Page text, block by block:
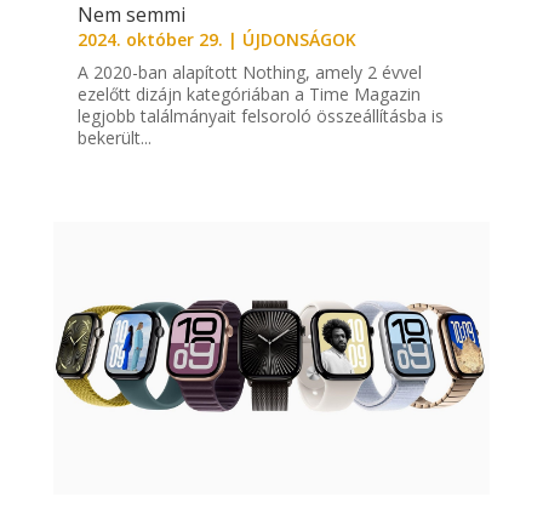
Nem semmi
2024. október 29. | ÚJDONSÁGOK
A 2020-ban alapított Nothing, amely 2 évvel
ezelőtt dizájn kategóriában a Time Magazin
legjobb találmányait felsoroló összeállításba is
bekerült...